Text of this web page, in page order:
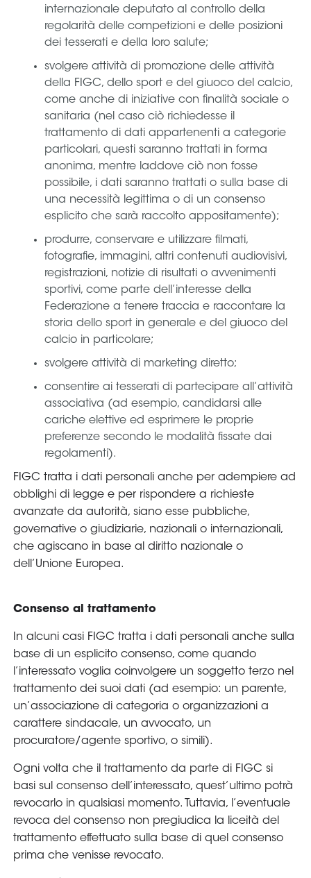
internazionale deputato al controllo della
regolarità delle competizioni e delle posizioni
dei tesserati e della loro salute;
svolgere attività di promozione delle attività
della FIGC, dello sport e del giuoco del calcio,
come anche di iniziative con finalità sociale o
sanitaria (nel caso ciò richiedesse il
trattamento di dati appartenenti a categorie
particolari, questi saranno trattati in forma
anonima, mentre laddove ciò non fosse
possibile, i dati saranno trattati o sulla base di
una necessità legittima o di un consenso
esplicito che sarà raccolto appositamente);
produrre, conservare e utilizzare filmati,
fotografie, immagini, altri contenuti audiovisivi,
registrazioni, notizie di risultati o avvenimenti
sportivi, come parte dell’interesse della
Federazione a tenere traccia e raccontare la
storia dello sport in generale e del giuoco del
calcio in particolare;
svolgere attività di marketing diretto;
consentire ai tesserati di partecipare all’attività
associativa (ad esempio, candidarsi alle
cariche elettive ed esprimere le proprie
preferenze secondo le modalità fissate dai
regolamenti).
FIGC tratta i dati personali anche per adempiere ad
obblighi di legge e per rispondere a richieste
avanzate da autorità, siano esse pubbliche,
governative o giudiziarie, nazionali o internazionali,
che agiscano in base al diritto nazionale o
dell’Unione Europea.
Consenso al trattamento
In alcuni casi FIGC tratta i dati personali anche sulla
base di un esplicito consenso, come quando
l’interessato voglia coinvolgere un soggetto terzo nel
trattamento dei suoi dati (ad esempio: un parente,
un’associazione di categoria o organizzazioni a
carattere sindacale, un avvocato, un
procuratore/agente sportivo, o simili).
Ogni volta che il trattamento da parte di FIGC si
basi sul consenso dell’interessato, quest’ultimo potrà
revocarlo in qualsiasi momento. Tuttavia, l’eventuale
revoca del consenso non pregiudica la liceità del
trattamento effettuato sulla base di quel consenso
prima che venisse revocato.